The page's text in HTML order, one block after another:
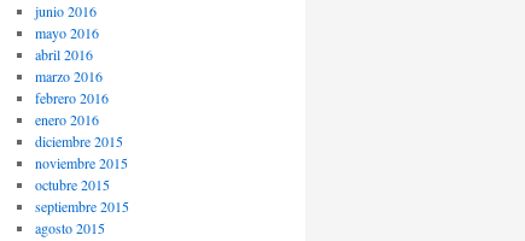
junio 2016
mayo 2016
abril 2016
marzo 2016
febrero 2016
enero 2016
diciembre 2015
noviembre 2015
octubre 2015
septiembre 2015
agosto 2015